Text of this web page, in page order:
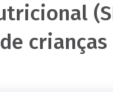
crianças